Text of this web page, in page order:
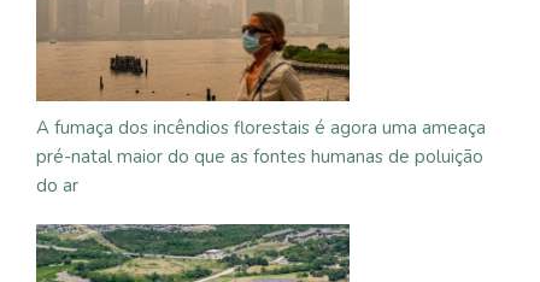
A fumaça dos incêndios florestais é agora uma ameaça
pré-natal maior do que as fontes humanas de poluição
do ar